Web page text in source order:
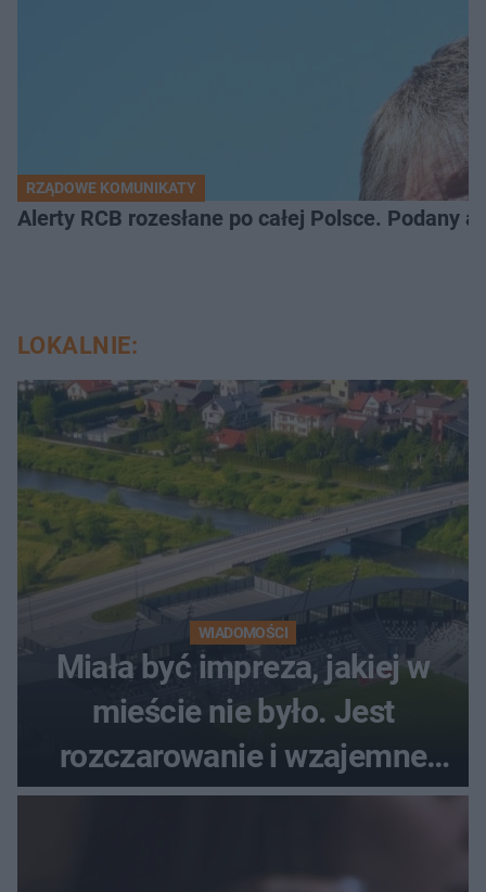
RZĄDOWE KOMUNIKATY
Alerty RCB rozesłane po całej Polsce. Podany
LOKALNIE:
WIADOMOŚCI
Miała być impreza, jakiej w
mieście nie było. Jest
rozczarowanie i wzajemne
obwinianie. Dlaczego Peak